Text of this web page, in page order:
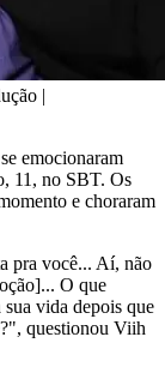
|
emocionaram
11, no SBT. Os
e choraram
pra você... Aí, não
O que
vida depois que
questionou Viih